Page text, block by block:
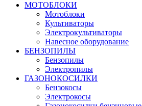
МОТОБЛОКИ
Мотоблоки
Культиваторы
Электрокультиваторы
Навесное оборудование
БЕНЗОПИЛЫ
Бензопилы
Электропилы
ГАЗОНОКОСИЛКИ
Бензокосы
Электрокосы